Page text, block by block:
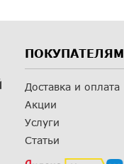
ПОКУПАТЕЛЯМ
Доставка и оплата
Акции
Услуги
Статьи